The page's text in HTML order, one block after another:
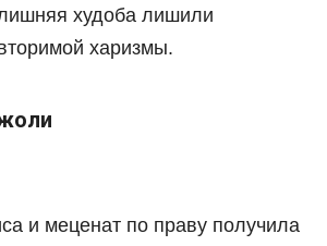
худоба лишили
харизмы.
и меценат по праву получила